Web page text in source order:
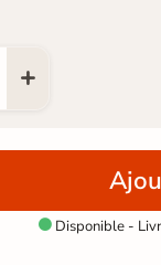
Disponible -